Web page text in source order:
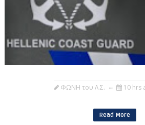
ΦΩΝΗ του Λ.Σ. 10 hrs
Read More